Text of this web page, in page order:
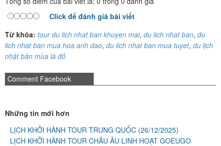
Click để đánh giá bài viết
Từ khóa: tour du lich nhat ban khuyen mai, du lich nhat ban, du
lich nhat ban mua hoa anh dao, du lich nhat ban mua tuyet, du lịch
nhật bản mùa lá đỏ
Comment Facebook
Những tin mới hơn
LỊCH KHỞI HÀNH TOUR TRUNG QUỐC (26/12/2025)
LỊCH KHỞI HÀNH TOUR CHÂU ÂU LINH HOẠT GOEUGO